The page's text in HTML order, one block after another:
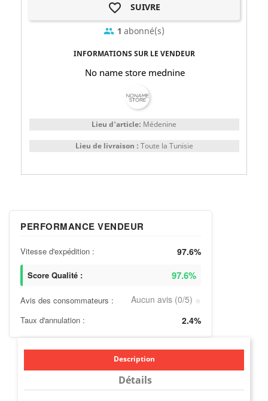
favorite_border SUIVRE
group 1 abonné(s)
INFORMATIONS SUR LE VENDEUR
No name store mednine
Lieu d'article: Médenine
Lieu de livraison : Toute la Tunisie
PERFORMANCE VENDEUR
Vitesse d'expédition : 97.6%
Score Qualité : 97.6%
Avis des consommateurs : Aucun avis (0/5) ⭐
Taux d'annulation : 2.4%
Description
Détails